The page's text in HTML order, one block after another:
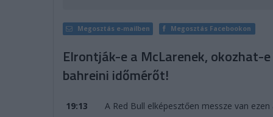
Megosztás e-mailben Megosztás Facebookon
Elrontják-e a McLarenek, okozhat-
bahreini időmérőt!
19:13
A Red Bull elképesztően messze van ezen